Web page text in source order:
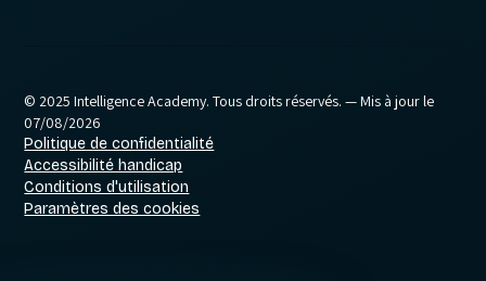
© 2025 Intelligence Academy. Tous droits réservés. — Mis à jour le
07/08/2026
Politique de confidentialité
Accessibilité handicap
Conditions d'utilisation
Paramètres des cookies